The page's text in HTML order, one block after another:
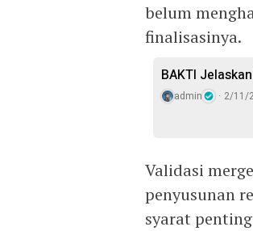
belum
finalisasinya.
BAKTI
admin 2/11/
Validasi
penyusunan
syarat